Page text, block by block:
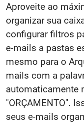
Aproveite ao
organizar sua
configurar filtros
e-mails a pastas
mesmo para o
mails com a
automaticamente
"ORÇAMENTO".
seus e-mails